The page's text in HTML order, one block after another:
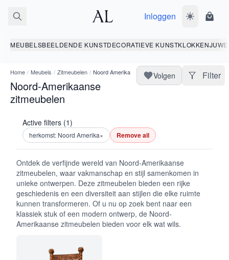
Inloggen Wissel
MEUBELSBEELDENDE KUNSTDECORATIEVE KUNSTKLOKKEN
Home / Meubels / Zitmeubelen / Noord Amerika
Noord-Amerikaanse
zitmeubelen
Volgen Filter
Active filters (1)
herkomst: Noord Amerika× Remove all
Ontdek de verfijnde wereld van Noord-Amerikaanse
zitmeubelen, waar vakmanschap en stijl samenkomen in
unieke ontwerpen. Deze zitmeubelen bieden een rijke
geschiedenis en een diversiteit aan stijlen die elke ruimte
kunnen transformeren. Of u nu op zoek bent naar een
klassiek stuk of een modern ontwerp, de Noord-
Amerikaanse zitmeubelen bieden voor elk wat wils.